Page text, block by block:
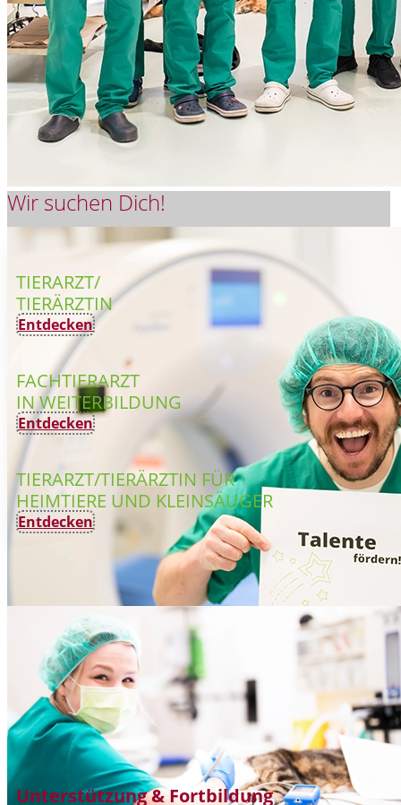
Wir suchen Dich!
TIERARZT/
TIERÄRZTIN
Entdecken
FACHTIERARZT
IN WEITERBILDUNG
Entdecken
TIERARZT/TIERÄRZTIN FÜR
HEIMTIERE UND KLEINSÄUGER
Entdecken
Unterstützung & Fortbildung